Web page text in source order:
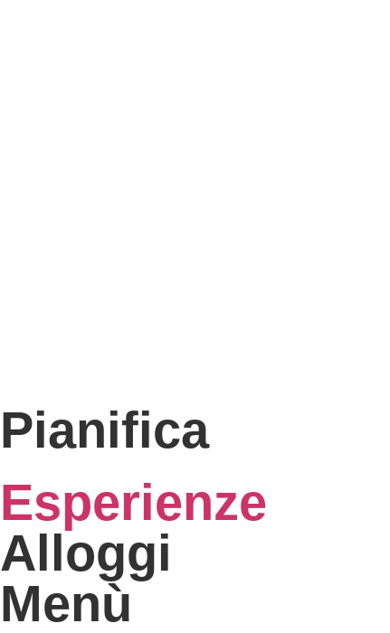
Pianifica
Esperienze
Alloggi
Menù